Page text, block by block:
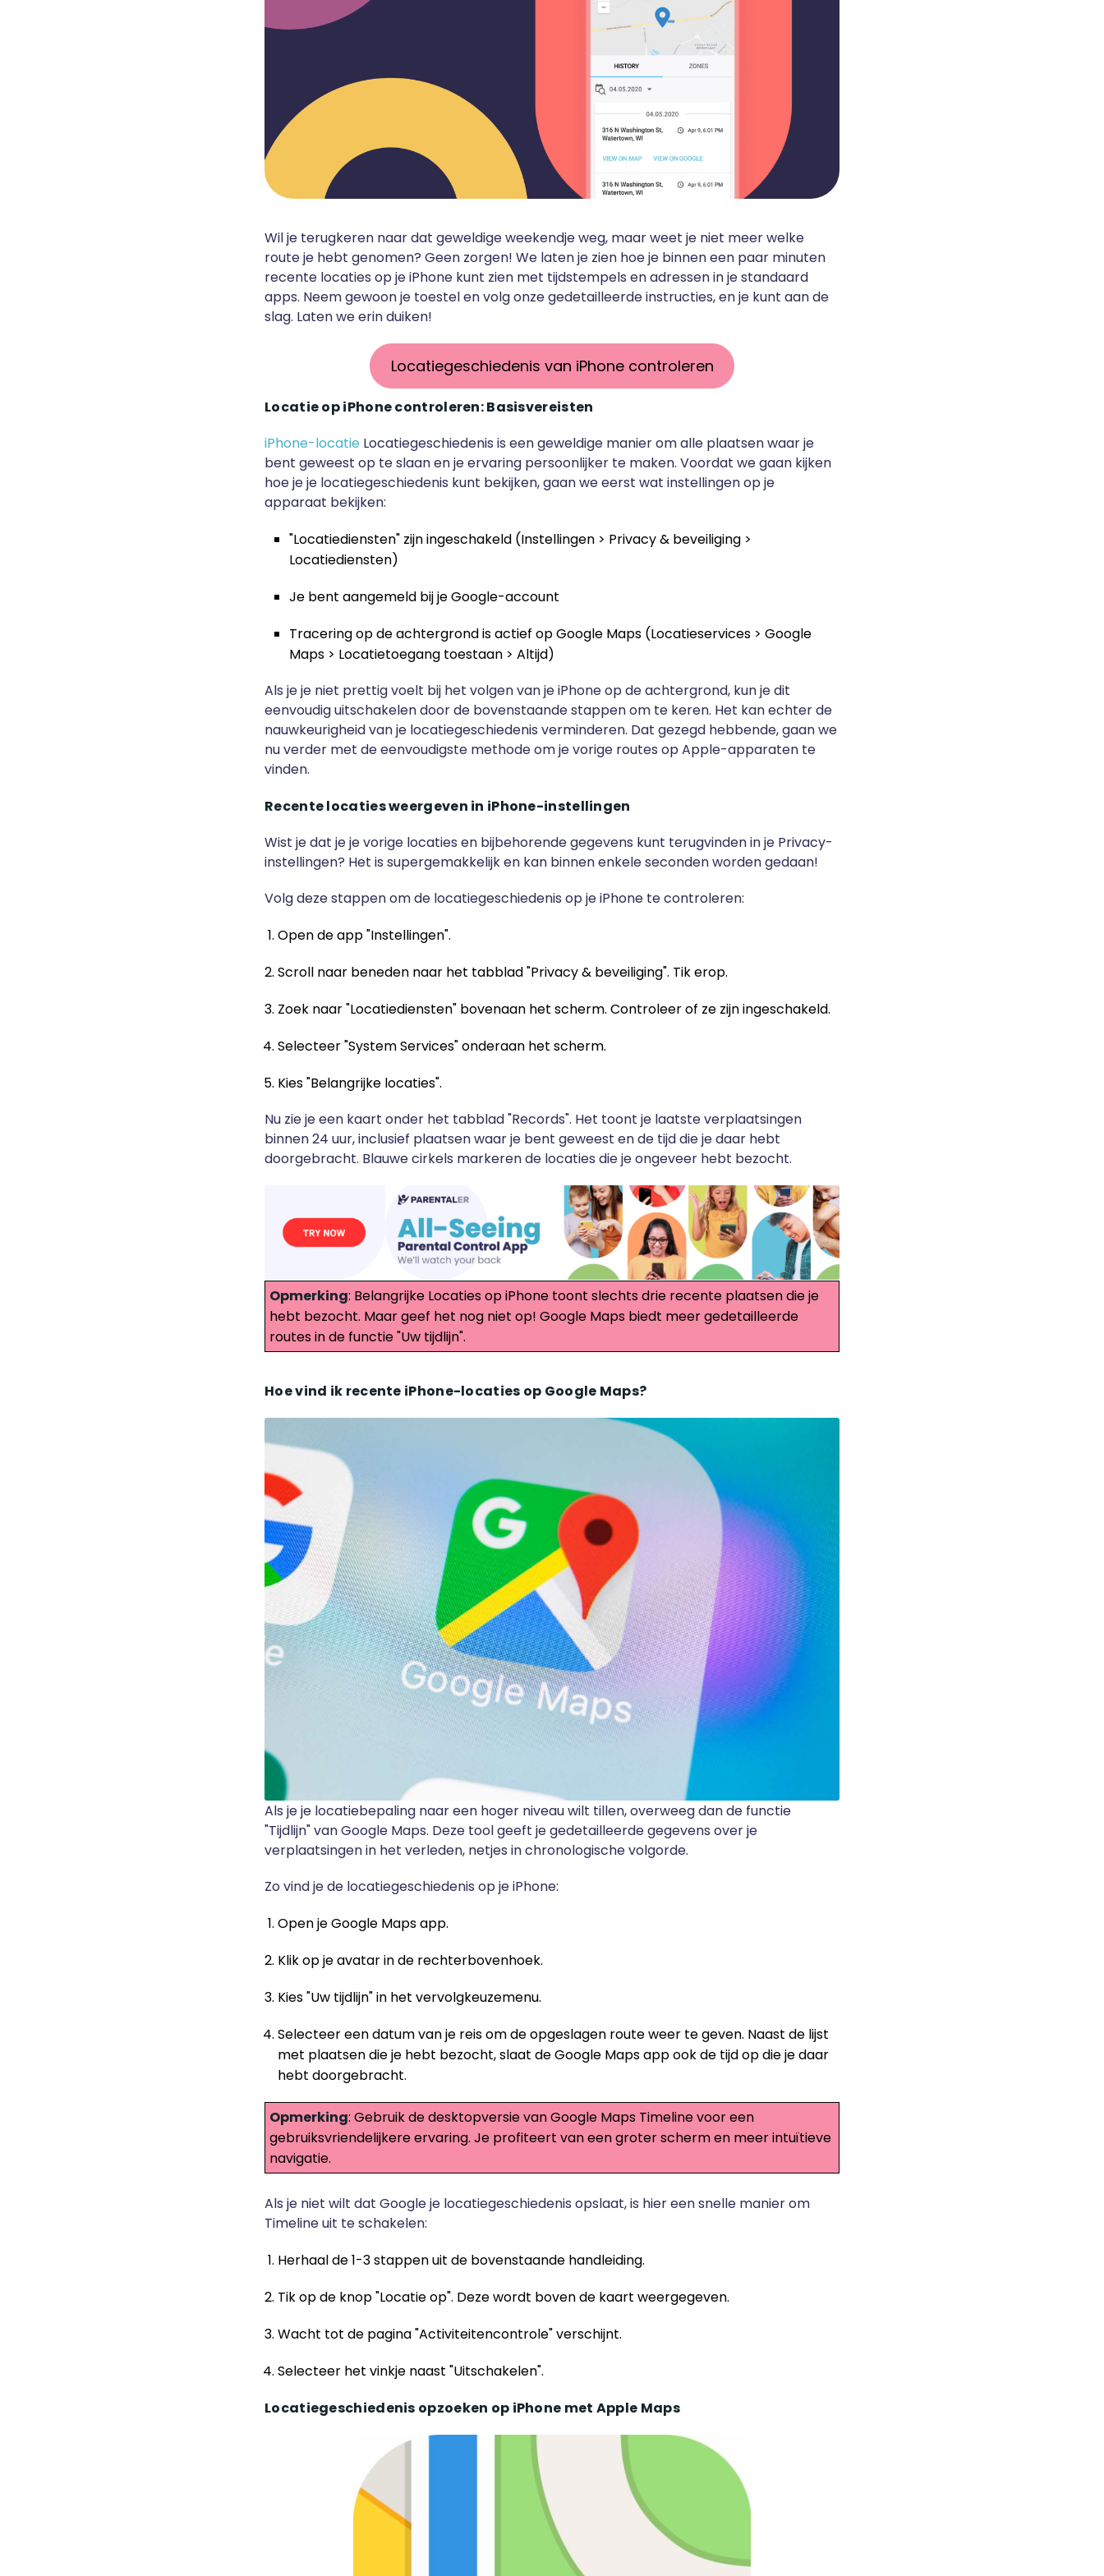
Wil je terugkeren naar dat geweldige weekendje weg, maar weet je niet meer welke
route je hebt genomen? Geen zorgen! We laten je zien hoe je binnen een paar minuten
recente locaties op je iPhone kunt zien met tijdstempels en adressen in je standaard
apps. Neem gewoon je toestel en volg onze gedetailleerde instructies, en je kunt aan de
slag. Laten we erin duiken!
Locatiegeschiedenis van iPhone controleren
Locatie op iPhone controleren: Basisvereisten
iPhone-locatie Locatiegeschiedenis is een geweldige manier om alle plaatsen waar je
bent geweest op te slaan en je ervaring persoonlijker te maken. Voordat we gaan kijken
hoe je je locatiegeschiedenis kunt bekijken, gaan we eerst wat instellingen op je
apparaat bekijken:
"Locatiediensten" zijn ingeschakeld (Instellingen > Privacy & beveiliging >
Locatiediensten)
Je bent aangemeld bij je Google-account
Tracering op de achtergrond is actief op Google Maps (Locatieservices > Google
Maps > Locatietoegang toestaan > Altijd)
Als je je niet prettig voelt bij het volgen van je iPhone op de achtergrond, kun je dit
eenvoudig uitschakelen door de bovenstaande stappen om te keren. Het kan echter de
nauwkeurigheid van je locatiegeschiedenis verminderen. Dat gezegd hebbende, gaan we
nu verder met de eenvoudigste methode om je vorige routes op Apple-apparaten te
vinden.
Recente locaties weergeven in iPhone-instellingen
Wist je dat je je vorige locaties en bijbehorende gegevens kunt terugvinden in je Privacy-
instellingen? Het is supergemakkelijk en kan binnen enkele seconden worden gedaan!
Volg deze stappen om de locatiegeschiedenis op je iPhone te controleren:
Open de app "Instellingen".
Scroll naar beneden naar het tabblad "Privacy & beveiliging". Tik erop.
Zoek naar "Locatiediensten" bovenaan het scherm. Controleer of ze zijn ingeschakeld.
Selecteer "System Services" onderaan het scherm.
Kies "Belangrijke locaties".
Nu zie je een kaart onder het tabblad "Records". Het toont je laatste verplaatsingen
binnen 24 uur, inclusief plaatsen waar je bent geweest en de tijd die je daar hebt
doorgebracht. Blauwe cirkels markeren de locaties die je ongeveer hebt bezocht.
Opmerking: Belangrijke Locaties op iPhone toont slechts drie recente plaatsen die je
hebt bezocht. Maar geef het nog niet op! Google Maps biedt meer gedetailleerde
routes in de functie "Uw tijdlijn".
Hoe vind ik recente iPhone-locaties op Google Maps?
Als je je locatiebepaling naar een hoger niveau wilt tillen, overweeg dan de functie
"Tijdlijn" van Google Maps. Deze tool geeft je gedetailleerde gegevens over je
verplaatsingen in het verleden, netjes in chronologische volgorde.
Zo vind je de locatiegeschiedenis op je iPhone:
Open je Google Maps app.
Klik op je avatar in de rechterbovenhoek.
Kies "Uw tijdlijn" in het vervolgkeuzemenu.
Selecteer een datum van je reis om de opgeslagen route weer te geven. Naast de lijst
met plaatsen die je hebt bezocht, slaat de Google Maps app ook de tijd op die je daar
hebt doorgebracht.
Opmerking: Gebruik de desktopversie van Google Maps Timeline voor een
gebruiksvriendelijkere ervaring. Je profiteert van een groter scherm en meer intuïtieve
navigatie.
Als je niet wilt dat Google je locatiegeschiedenis opslaat, is hier een snelle manier om
Timeline uit te schakelen:
Herhaal de 1-3 stappen uit de bovenstaande handleiding.
Tik op de knop "Locatie op". Deze wordt boven de kaart weergegeven.
Wacht tot de pagina "Activiteitencontrole" verschijnt.
Selecteer het vinkje naast "Uitschakelen".
Locatiegeschiedenis opzoeken op iPhone met Apple Maps